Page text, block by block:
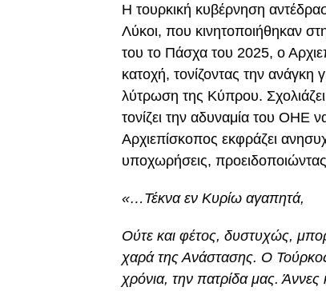
Η τουρκική κυβέρνηση
Λύκοι, που κινητοποιήθηκαν
του το Πάσχα του 2025, ο
κατοχή, τονίζοντας την
λύτρωση της Κύπρου. Σχολιάζει
τονίζει την αδυναμία του ΟΗΕ
Αρχιεπίσκοπος εκφράζει
υποχωρήσεις, προειδοποιώντας
«…Τέκνα εν Κυρίω αγαπητά,
Ούτε και φέτος, δυστυχώς,
χαρά της Ανάστασης. Ο
χρόνια, την πατρίδα μας. Άννες